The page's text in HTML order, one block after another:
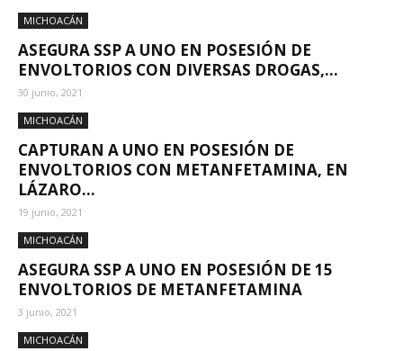
MICHOACÁN
ASEGURA SSP A UNO EN POSESIÓN DE
ENVOLTORIOS CON DIVERSAS DROGAS,...
30 junio, 2021
MICHOACÁN
CAPTURAN A UNO EN POSESIÓN DE
ENVOLTORIOS CON METANFETAMINA, EN
LÁZARO...
19 junio, 2021
MICHOACÁN
ASEGURA SSP A UNO EN POSESIÓN DE 15
ENVOLTORIOS DE METANFETAMINA
3 junio, 2021
MICHOACÁN